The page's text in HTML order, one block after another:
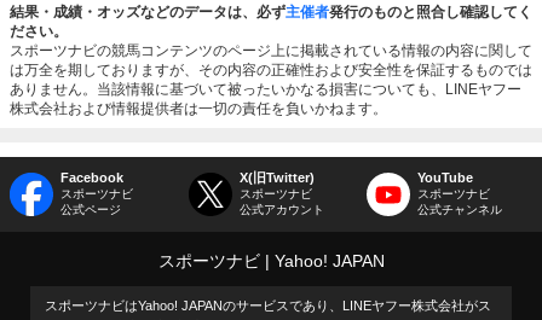
結果・成績・オッズなどのデータは、必ず主催者発行のものと照合し確認してく
ださい。
スポーツナビの競馬コンテンツのページ上に掲載されている情報の内容に関して
は万全を期しておりますが、その内容の正確性および安全性を保証するものでは
ありません。当該情報に基づいて被ったいかなる損害についても、LINEヤフー
株式会社および情報提供者は一切の責任を負いかねます。
Facebook
スポーツナビ
公式ページ
X(旧Twitter)
スポーツナビ
公式アカウント
YouTube
スポーツナビ
公式チャンネル
スポーツナビ Yahoo! JAPAN
スポーツナビはYahoo! JAPANのサービスであり、LINEヤフー株式会社がス